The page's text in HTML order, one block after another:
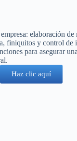
elaboración
finiquitos y control de
para asegurar
Haz clic aquí